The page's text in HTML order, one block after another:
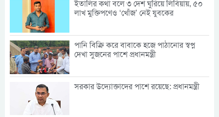
ইতালির কথা বলে ৩ দেশ ঘুরিয়ে লিবিয়ায়, ৫০
লাখ মুক্তিপণেও ‘খোঁজ’ নেই যুবকের
পানি বিক্রি করে বাবাকে হজে পাঠানোর স্বপ্ন
দেখা সুজনের পাশে প্রধানমন্ত্রী
সরকার উদ্যোক্তাদের পাশে রয়েছে: প্রধানমন্ত্রী